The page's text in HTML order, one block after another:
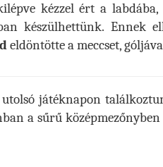
kézzel ért a
készülhettünk. Ennek
eldöntötte a meccset,
utolsó játéknapon
a sűrű